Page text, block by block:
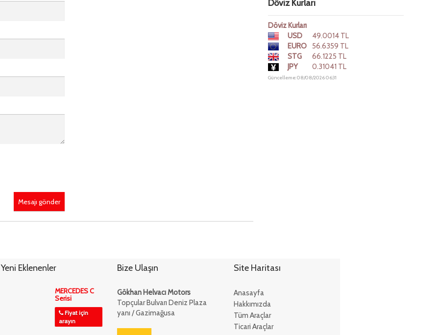
Mesajı gönder
Döviz Kurları
Döviz Kurları
USD
49.0014 TL
EURO
56.6359 TL
STG
66.1225 TL
JPY
0.31041 TL
Güncelleme: 08/08/2026 06:31
Yeni Eklenenler
MERCEDES C
Serisi
Fiyat için
arayın
Bize Ulaşın
Gökhan Helvacı Motors
Topçular Bulvarı Deniz Plaza
yanı / Gazimağusa
Site Haritası
Anasayfa
Hakkımızda
Tüm Araçlar
Ticari Araçlar